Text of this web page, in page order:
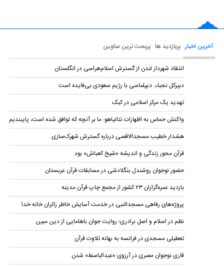
آخرین اخبار پربازدید ها پربحث ترین عناوین
انتقاد شهردار لندن از گسترش اسلام‌هراسی در انگلستان
دبیرکل نجباء: دیپلماسی با رژیم سعودی بی‌فایده است
تهدید یک مرکز اسلامی در کبک
واکنش حماس به اظهارات نتانیاهو: ما بر آنچه که توافق شده است، پایبندیم
هشدار خطیب مسجدالاقصی درباره گسترش شهرک‌سازی
قرآن محور زندگی و اندیشه «شیخ کعباش» بود
حضور نوجوان روشندل بنگلادشی در مسابقات قرآن عربستان
بازدید عمره‌گزاران ۲۳ کشور از مجمع چاپ قرآن مدینه
پروژه‌های رفاهی مسجدالنبی در خدمت آسایش خاطر زائران خانه خدا
نظم در اسلام و اصل برادری؛ روایت جوان باهامایی از دین مبین
تعطیلی مسجدی در فرانسه به بهانه تلاوت قرآن
قاری نوجوان مصری در آرزوی «عبدالباسط» شدن